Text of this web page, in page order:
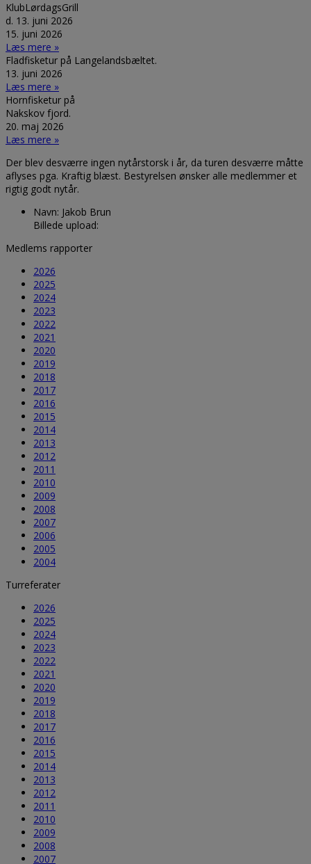
KlubLørdagsGrill
d. 13. juni 2026
15. juni 2026
Læs mere »
Fladfisketur på Langelandsbæltet.
13. juni 2026
Læs mere »
Hornfisketur på
Nakskov fjord.
20. maj 2026
Læs mere »
Der blev desværre ingen nytårstorsk i år, da turen desværre måtte
aflyses pga. Kraftig blæst. Bestyrelsen ønsker alle medlemmer et
rigtig godt nytår.
Navn: Jakob Brun
Billede upload:
Medlems rapporter
2026
2025
2024
2023
2022
2021
2020
2019
2018
2017
2016
2015
2014
2013
2012
2011
2010
2009
2008
2007
2006
2005
2004
Turreferater
2026
2025
2024
2023
2022
2021
2020
2019
2018
2017
2016
2015
2014
2013
2012
2011
2010
2009
2008
2007